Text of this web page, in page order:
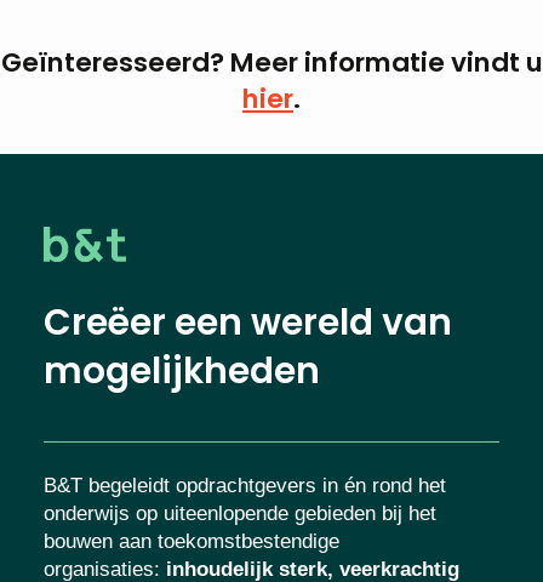
Geïnteresseerd? Meer informatie vindt u
hier.
Creëer een wereld van
mogelijkheden
B&T begeleidt opdrachtgevers in én rond het
onderwijs op uiteenlopende gebieden bij het
bouwen aan toekomstbestendige
organisaties: inhoudelijk sterk, veerkrachtig